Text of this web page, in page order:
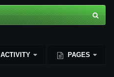
ACTIVITY PAGES